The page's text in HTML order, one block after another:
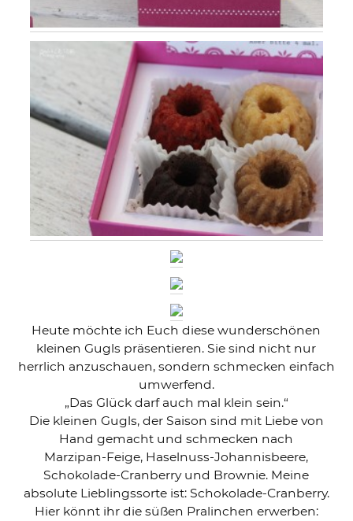
Heute möchte ich Euch diese wunderschönen
kleinen Gugls präsentieren. Sie sind nicht nur
herrlich anzuschauen, sondern schmecken einfach
umwerfend.
„Das Glück darf auch mal klein sein.“
Die kleinen Gugls, der Saison sind mit Liebe von
Hand gemacht und schmecken nach
Marzipan-Feige, Haselnuss-Johannisbeere,
Schokolade-Cranberry und Brownie. Meine
absolute Lieblingssorte ist: Schokolade-Cranberry.
Hier könnt ihr die süßen Pralinchen erwerben: